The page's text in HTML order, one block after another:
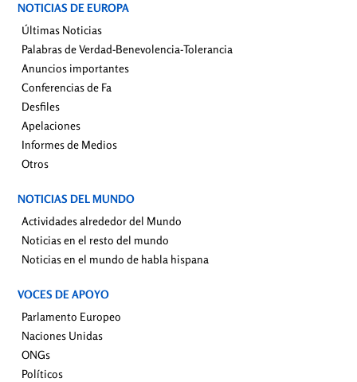
NOTICIAS DE EUROPA
Últimas Noticias
Palabras de Verdad-Benevolencia-Tolerancia
Anuncios importantes
Conferencias de Fa
Desfiles
Apelaciones
Informes de Medios
Otros
NOTICIAS DEL MUNDO
Actividades alrededor del Mundo
Noticias en el resto del mundo
Noticias en el mundo de habla hispana
VOCES DE APOYO
Parlamento Europeo
Naciones Unidas
ONGs
Políticos